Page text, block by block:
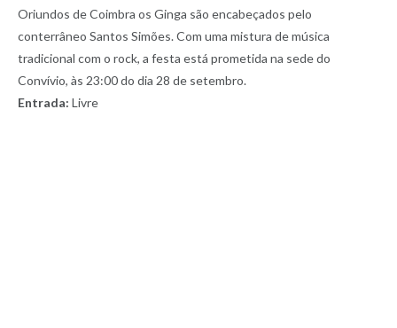
Oriundos de Coimbra os Ginga são encabeçados pelo
conterrâneo Santos Simões. Com uma mistura de música
tradicional com o rock, a festa está prometida na sede do
Convívio, às 23:00 do dia 28 de setembro.
Entrada: Livre